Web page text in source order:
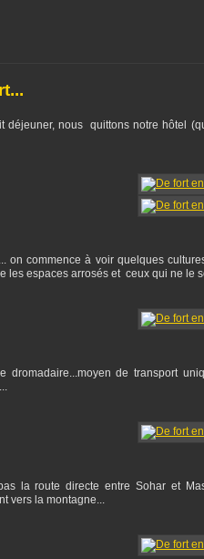
déjeuner, nous quittons notre hôtel
on commence à voir quelques
les espaces arrosés et ceux qui ne le
dromadaire...moyen de transport
la route directe entre Sohar et
vers la montagne...